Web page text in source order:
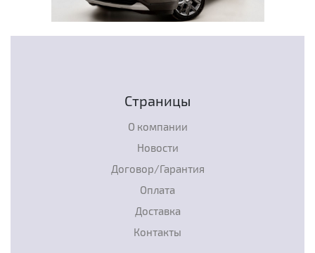
Страницы
О компании
Новости
Договор/Гарантия
Оплата
Доставка
Контакты